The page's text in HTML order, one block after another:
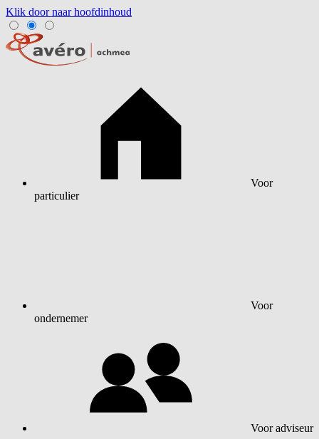
Klik door naar hoofdinhoud
Voor
particulier
Voor
ondernemer
Voor adviseur